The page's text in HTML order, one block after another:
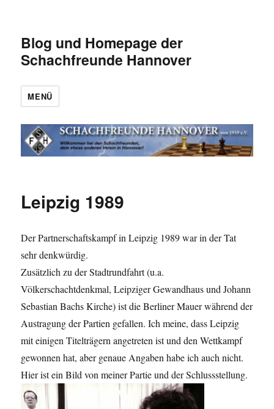
Blog und Homepage der
Schachfreunde Hannover
MENÜ
Leipzig 1989
Der Partnerschaftskampf in Leipzig 1989 war in der Tat
sehr denkwürdig.
Zusätzlich zu der Stadtrundfahrt (u.a.
Völkerschachtdenkmal, Leipziger Gewandhaus und Johann
Sebastian Bachs Kirche) ist die Berliner Mauer während der
Austragung der Partien gefallen. Ich meine, dass Leipzig
mit einigen Titelträgern angetreten ist und den Wettkampf
gewonnen hat, aber genaue Angaben habe ich auch nicht.
Hier ist ein Bild von meiner Partie und der Schlussstellung.